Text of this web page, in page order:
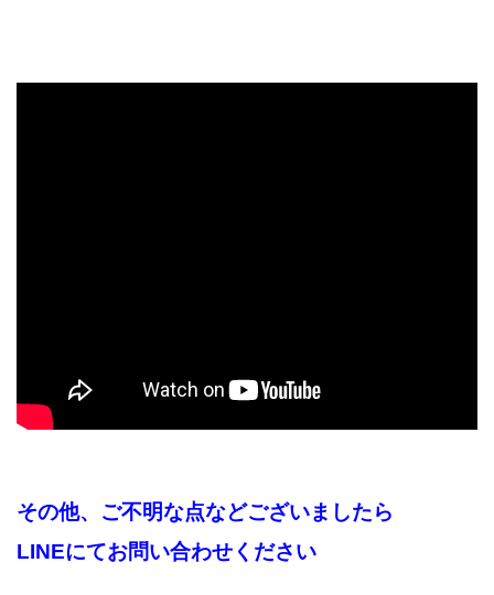
その他、ご不明な点などございましたら
LINEにてお問い合わせください